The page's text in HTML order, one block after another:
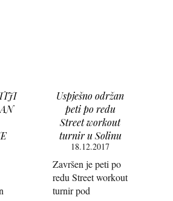
Uspješno održan
peti po redu
Street workout
turnir u Solinu
18.12.2017
Završen je peti po
redu Street workout
turnir pod